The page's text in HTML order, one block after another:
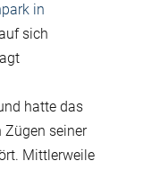
in
sich
hatte das
Zügen seiner
rt. Mittlerweile